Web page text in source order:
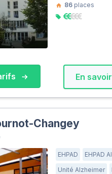
86places
En
Changey
EHPAD
EHPAD
Unité Alzheimer